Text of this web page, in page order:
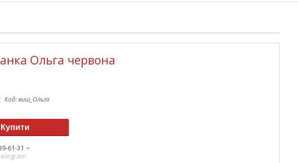
Ольга червона
Код:виш_Ольга
Купити
61-31